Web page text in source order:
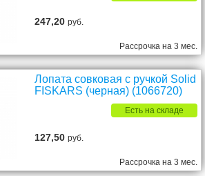
247,20руб.
Рассрочка на 3 мес.
Лопата совковая с ручкой Solid
FISKARS (черная) (1066720)
Есть на складе
127,50руб.
Рассрочка на 3 мес.